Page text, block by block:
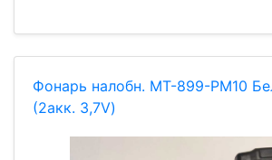
Фонарь налобн. MT-899-PM10
(2акк. 3,7V)